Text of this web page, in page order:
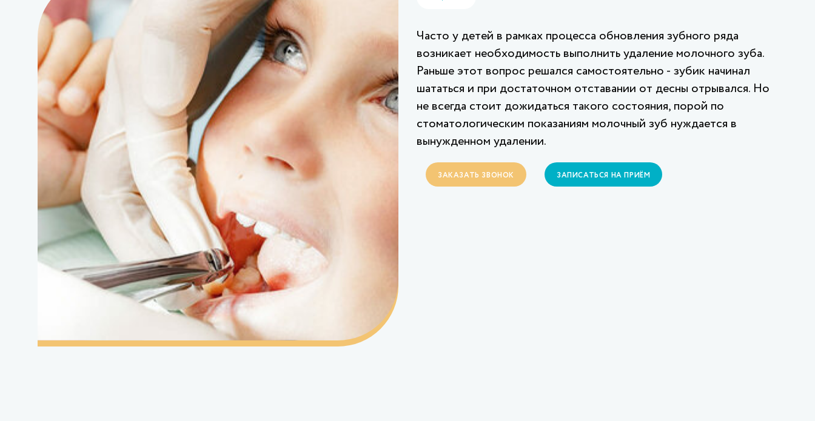
Часто у детей в рамках процесса обновления зубного ряда
возникает необходимость выполнить удаление молочного зуба.
Раньше этот вопрос решался самостоятельно - зубик начинал
шататься и при достаточном отставании от десны отрывался. Но
не всегда стоит дожидаться такого состояния, порой по
стоматологическим показаниям молочный зуб нуждается в
вынужденном удалении.
ЗАКАЗАТЬ ЗВОНОК ЗАПИСАТЬСЯ НА ПРИЁМ